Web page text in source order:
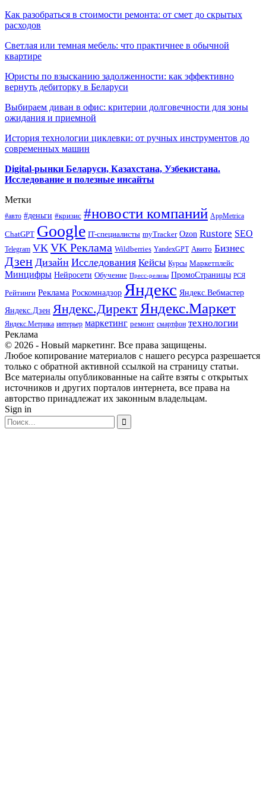
Как разобраться в стоимости ремонта: от смет до скрытых
расходов
Светлая или темная мебель: что практичнее в обычной
квартире
Юристы по взысканию задолженности: как эффективно
вернуть дебиторку в Беларуси
Выбираем диван в офис: критерии долговечности для зоны
ожидания и приемной
История технологии циклевки: от ручных инструментов до
современных машин
Digital-рынки Беларуси, Казахстана, Узбекистана.
Исследование и полезные инсайты
Метки
#авто #деньги #кризис #новости компаний AppMetrica
ChatGPT Google IT-специалисты myTracker Ozon Rustore SEO
Telegram VK VK Реклама Wildberries YandexGPT Авито Бизнес
Дзен Дизайн Исследования Кейсы Курсы Маркетплейс
Минцифры Нейросети Обучение Пресс-релизы ПромоСтраницы РСЯ
Рейтинги Реклама Роскомнадзор Яндекс Яндекс.Вебмастер
Яндекс.Дзен Яндекс.ДиректЯндекс.Маркет
Яндекс.Метрика интерьер маркетинг ремонт смартфон технологии
Реклама
© 2026 - Новый маркетинг. Все права защищены.
Любое копирование материалов с нашего ресурса разрешается
только с обратной активной ссылкой на страницу статьи.
Все материалы опубликованные на сайте взяты с открытых
источников и других порталов интернета, все права на
авторство принадлежат их законным владельцам.
Sign in